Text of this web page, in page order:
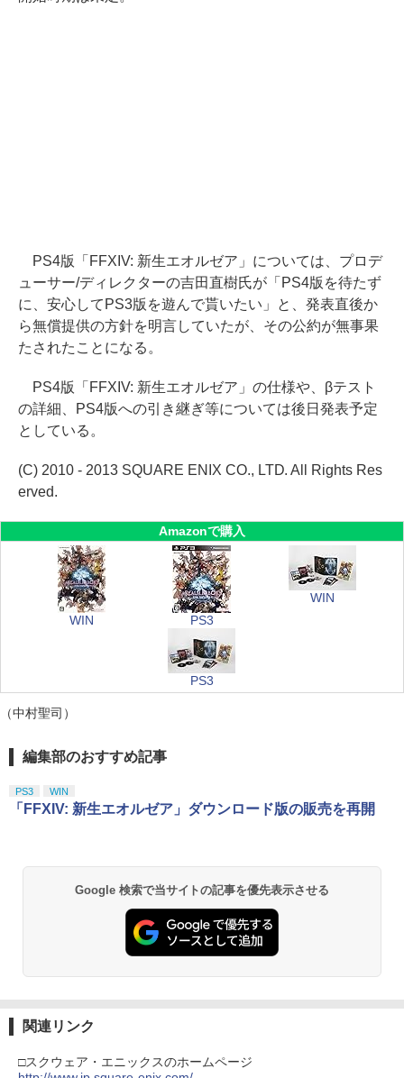
PS4版「FFXIV: 新生エオルゼア」については、プロデ
ューサー/ディレクターの吉田直樹氏が「PS4版を待たず
に、安心してPS3版を遊んで貰いたい」と、発表直後か
ら無償提供の方針を明言していたが、その公約が無事果
たされたことになる。
PS4版「FFXIV: 新生エオルゼア」の仕様や、βテスト
の詳細、PS4版への引き継ぎ等については後日発表予定
としている。
(C) 2010 - 2013 SQUARE ENIX CO., LTD. All Rights Res
erved.
Amazonで購入
WIN PS3
WIN
PS3
（中村聖司）
編集部のおすすめ記事
PS3 WIN
「FFXIV: 新生エオルゼア」ダウンロード版の販売を再開
Google 検索で当サイトの記事を優先表示させる
関連リンク
□スクウェア・エニックスのホームページ